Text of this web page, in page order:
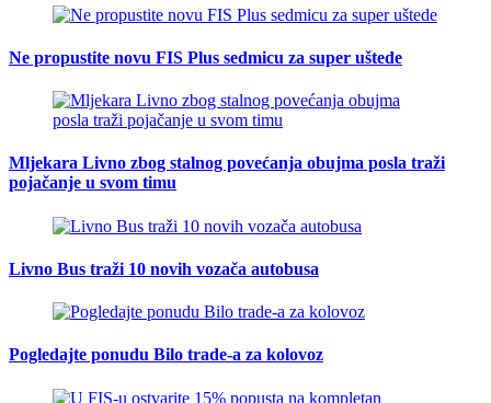
Ne propustite novu FIS Plus sedmicu za super uštede
Mljekara Livno zbog stalnog povećanja obujma posla traži
pojačanje u svom timu
Livno Bus traži 10 novih vozača autobusa
Pogledajte ponudu Bilo trade-a za kolovoz